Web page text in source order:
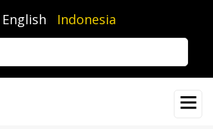
English Indonesia